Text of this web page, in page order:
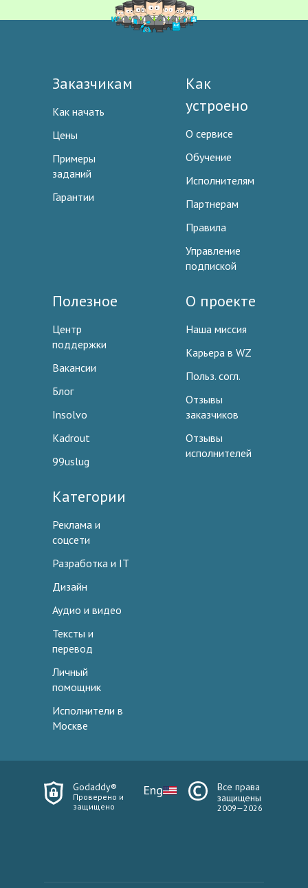
Заказчикам
Как начать
Цены
Примеры
заданий
Гарантии
Как
устроено
О сервисе
Обучение
Исполнителям
Партнерам
Правила
Управление
подпиской
Полезное
Центр
поддержки
Вакансии
Блог
Insolvo
Kadrout
99uslug
О проекте
Наша миссия
Карьера в WZ
Польз. согл.
Отзывы
заказчиков
Отзывы
исполнителей
Категории
Реклама и
соцсети
Разработка и IT
Дизайн
Аудио и видео
Тексты и
перевод
Личный
помощник
Исполнители в
Москве
Godaddy®
Проверено и
защищено
Eng
Все права
защищены
2009—2026